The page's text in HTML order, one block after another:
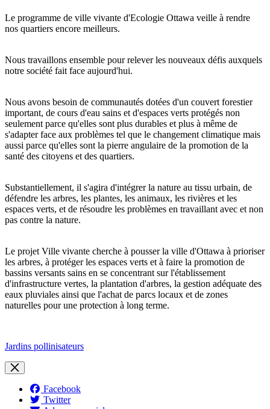
Le programme de ville vivante d'Ecologie Ottawa veille à rendre
nos quartiers encore meilleurs.
Nous travaillons ensemble pour relever les nouveaux défis auxquels
notre société fait face aujourd'hui.
Nous avons besoin de communautés dotées d'un couvert forestier
important, de cours d'eau sains et d'espaces verts protégés non
seulement parce qu'elles sont plus durables et plus à même de
s'adapter face aux problèmes tel que le changement climatique mais
aussi parce qu'elles sont la pierre angulaire de la promotion de la
santé des citoyens et des quartiers.
Substantiellement, il s'agira d'intégrer la nature au tissu urbain, de
défendre les arbres, les plantes, les animaux, les rivières et les
espaces verts, et de résoudre les problèmes en travaillant avec et non
pas contre la nature.
Le projet Ville vivante cherche à pousser la ville d'Ottawa à prioriser
les arbres, à protéger les espaces verts et à faire la promotion de
bassins versants sains en se concentrant sur l'établissement
d'infrastructure vertes, la plantation d'arbres, la gestion adéquate des
eaux pluviales ainsi que l'achat de parcs locaux et de zones
naturelles pour une protection à long terme.
Jardins pollinisateurs
Facebook
Twitter